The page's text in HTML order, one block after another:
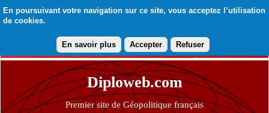
En poursuivant votre navigation sur ce site, vous acceptez l’utilisation
de cookies.
En savoir plus Accepter Refuser
Diploweb.com
Premier site de Géopolitique français